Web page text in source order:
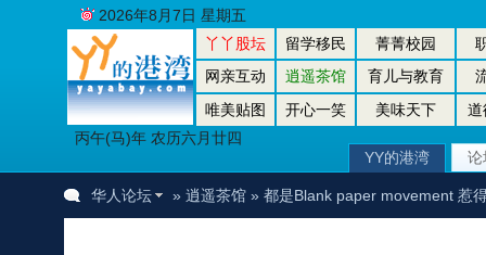
丫丫股坛 留学移民 菁菁校园
网亲互动
逍遥茶馆 育儿与教育
唯美贴图
开心一笑 美味天下
道
丙午(马)年 农历六月廿四
2026年8月7日 星期五
YY的港湾 论
华人论坛 » 逍遥茶馆» 都是Blank paper movement 惹